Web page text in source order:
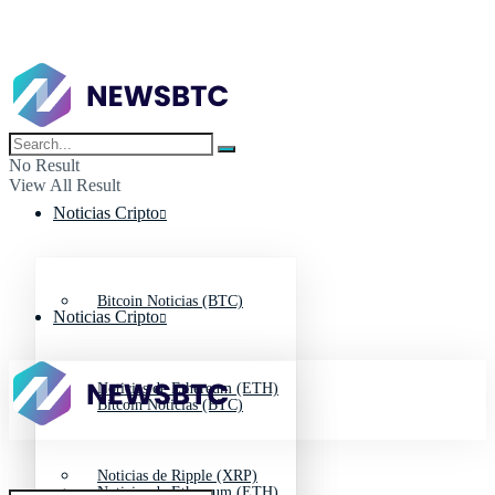
No Result
View All Result
Noticias Cripto
Bitcoin Noticias (BTC)
Noticias de Ethereum (ETH)
Noticias de Ripple (XRP)
Noticias Cripto
Bitcoin Noticias (BTC)